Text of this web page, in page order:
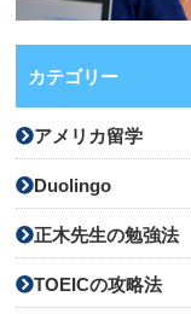
カテゴリー
アメリカ留学
Duolingo
正木先生の勉強法
TOEICの攻略法